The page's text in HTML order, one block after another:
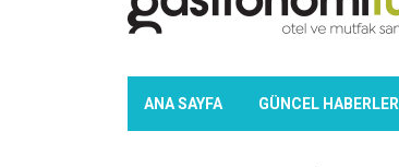
ANA SAYFA GÜNCEL HABERLER